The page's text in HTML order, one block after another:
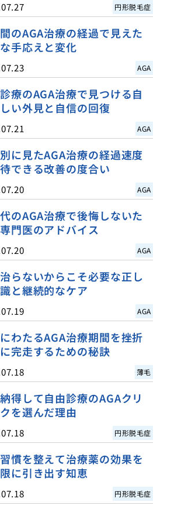
円形脱毛症
のAGA治療の経過で見えた
手応えと変化
AGA
療のAGA治療で見つける自
い外見と自信の回復
AGA
に見たAGA治療の経過速度
できる改善の度合い
AGA
のAGA治療で後悔しないた
門医のアドバイス
AGA
らないからこそ必要な正し
と継続的なケア
AGA
わたるAGA治療期間を挫折
完走するための秘訣
薄毛
得して自由診療のAGAクリ
を選んだ理由
円形脱毛症
慣を整えて治療薬の効果を
に引き出す知恵
円形脱毛症